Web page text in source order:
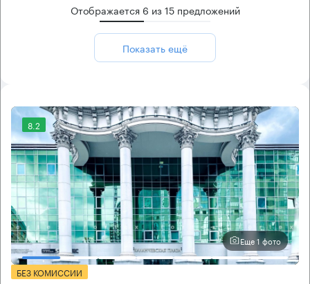
Отображается 6 из15предложений
Показать ещё
8.2
Еще 1 фото
БЕЗ КОМИССИИ